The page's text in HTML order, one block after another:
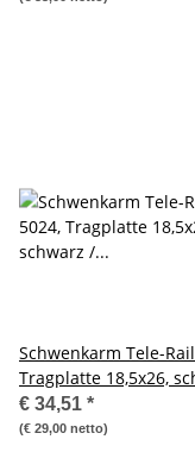
Schwenkarm Tele-
Tragplatte 18,5x26,
/ aluminium eloxiert
€ 34,51 *
(€ 29,00 netto)